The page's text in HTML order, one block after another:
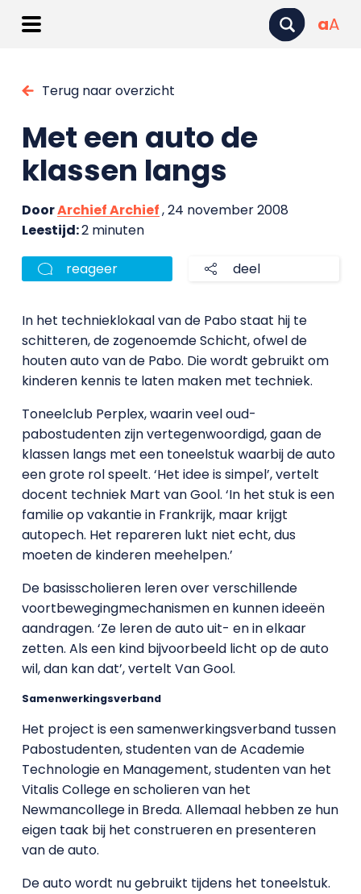
aA
Terug naar overzicht
Met een auto de
klassen langs
DoorArchief Archief, 24 november 2008
Leestijd:2 minuten
reageer deel
In het technieklokaal van de Pabo staat hij te
schitteren, de zogenoemde Schicht, ofwel de
houten auto van de Pabo. Die wordt gebruikt om
kinderen kennis te laten maken met techniek.
Toneelclub Perplex, waarin veel oud-
pabostudenten zijn vertegenwoordigd, gaan de
klassen langs met een toneelstuk waarbij de auto
een grote rol speelt. ‘Het idee is simpel’, vertelt
docent techniek Mart van Gool. ‘In het stuk is een
familie op vakantie in Frankrijk, maar krijgt
autopech. Het repareren lukt niet echt, dus
moeten de kinderen meehelpen.’
De basisscholieren leren over verschillende
voortbewegingmechanismen en kunnen ideeën
aandragen. ‘Ze leren de auto uit- en in elkaar
zetten. Als een kind bijvoorbeeld licht op de auto
wil, dan kan dat’, vertelt Van Gool.
Samenwerkingsverband
Het project is een samenwerkingsverband tussen
Pabostudenten, studenten van de Academie
Technologie en Management, studenten van het
Vitalis College en scholieren van het
Newmancollege in Breda. Allemaal hebben ze hun
eigen taak bij het construeren en presenteren
van de auto.
De auto wordt nu gebruikt tijdens het toneelstuk.